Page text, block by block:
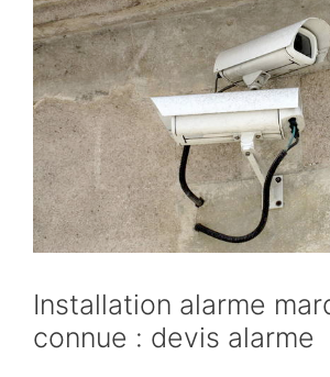
Installation alarme
connue : devis alarme